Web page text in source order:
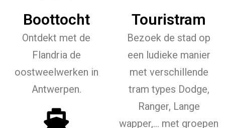
Boottocht
Ontdekt met de
Flandria de
oostweelwerken in
Antwerpen.
Touristram
Bezoek de stad op
een ludieke manier
met verschillende
tram types Dodge,
Ranger, Lange
wapper,... met groepen